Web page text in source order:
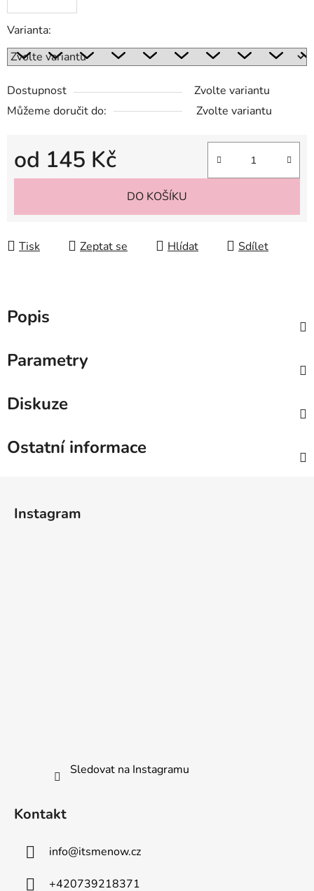
Varianta:
Dostupnost
Zvolte variantu
Můžeme doručit do:
Zvolte variantu
od 145 Kč
Měrná cena:
DO KOŠÍKU
Tisk Zeptat se Hlídat Sdílet
Popis
Parametry
Diskuze
Ostatní informace
Instagram
Sledovat na Instagramu
Kontakt
info@itsmenow.cz
+420739218371